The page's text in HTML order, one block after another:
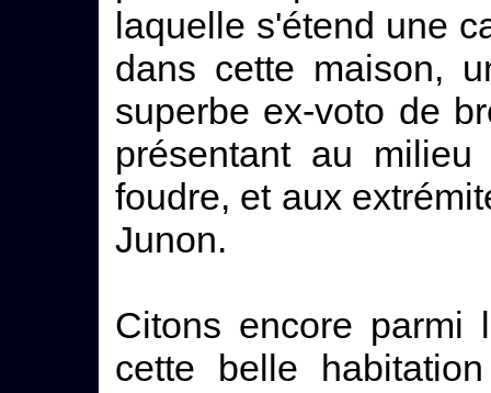
laquelle s'étend une
dans cette maison,
superbe ex-voto de
présentant au
foudre, et aux
Junon.
Citons encore parmi
cette belle